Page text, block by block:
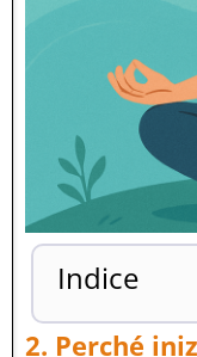
Indice
2. Perché